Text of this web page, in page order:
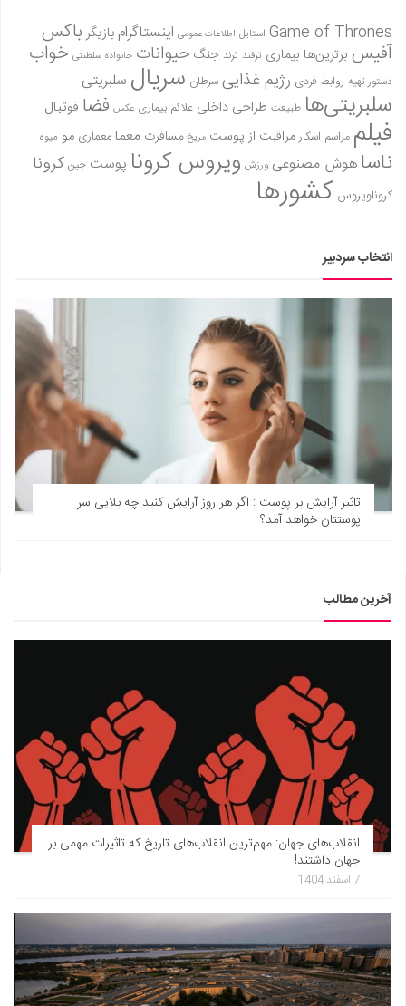
Game of Thrones استایل اطلاعات عمومی اینستاگرام بازیگر باکس
آفیس برترین‌ها بیماری ترفند ترند جنگ حیوانات خانواده سلطنتی خواب
دستور تهیه روابط فردی رژیم غذاییسرطان سریال سلبریتی
سلبریتی‌ها طبیعت طراحی داخلی علائم بیماری عکس فضا فوتبال
فیلم مراسم اسکارمراقبت از پوست مریخ مسافرت معمامعماری مو میوه
ناساهوش مصنوعی ورزش ویروس کرونا پوست چین کرونا
کروناویروس کشورها
انتخاب سردبیر
تاثیر آرایش بر پوست : اگر هر روز آرایش کنید چه بلایی سر
پوستتان خواهد آمد؟
آخرین مطالب
انقلاب‌های جهان: مهم‌ترین انقلاب‌های تاریخ که تاثیرات مهمی بر
جهان داشتند!
7 اسفند 1404